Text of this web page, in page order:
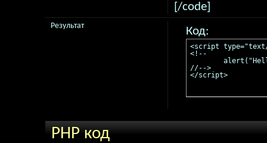
[/code]
Код:
<script
<!--
//-->
</script>
Результат
PHP код